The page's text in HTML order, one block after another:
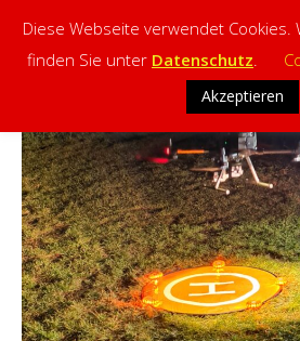
content
Diese Webseite verwendet
finden Sie unter Datenschutz
Akzeptieren